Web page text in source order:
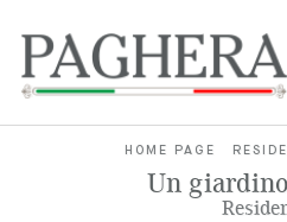
HOME PAGE
Un